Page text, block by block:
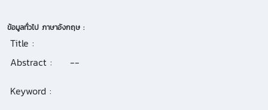
ข้อมูลทั่วไป ภาษาอังกฤษ :
Title :
Abstract :
--
Keyword :